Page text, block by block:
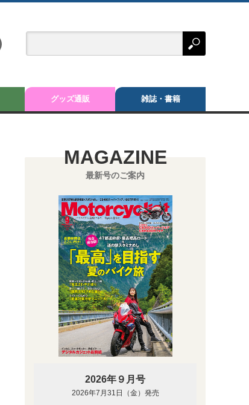
グッズ通販 雑誌・書籍
前後12インチホイールを履いた125ccレジャーバイク
したハートフォード・ミニエリート150
MAGAZINE
最新号のご案内
2026年９月号
2026年7月31日（金）発売